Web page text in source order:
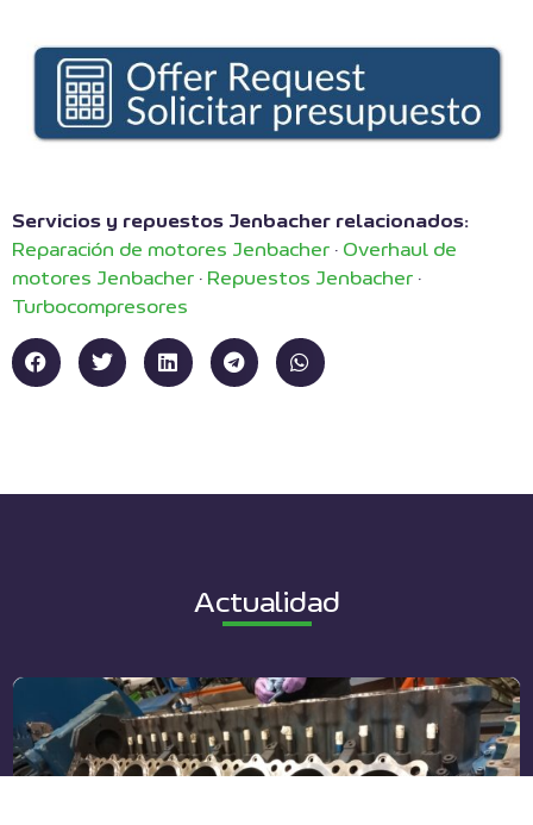
Servicios y repuestos Jenbacher relacionados:
Reparación de motores Jenbacher · Overhaul de
motores Jenbacher · Repuestos Jenbacher ·
Turbocompresores
Actualidad